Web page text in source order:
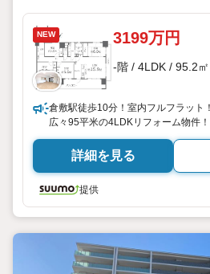
NEW 3199万円
-階 / 4LDK / 95.2㎡
倉敷駅徒歩10分！室内フルフラット！
広々95平米の4LDKリフォーム物件！
詳細を見る
提供